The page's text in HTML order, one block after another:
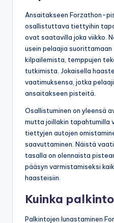
Ansaitakseen Forzathon-
osallistuttava tiettyihin
ovat saatavilla joka viikko.
usein pelaajia
kilpailemista, temppujen
tutkimista. Jokaisella
vaatimuksensa, jotka
ansaitakseen pisteitä.
Osallistuminen on yleensä
mutta joillakin tapahtumilla
tiettyjen autojen
saavuttaminen. Näistä
tasalla on olennaista
pääsyn varmistamiseksi
haasteisiin.
Kuinka
Palkintojen lunastaminen